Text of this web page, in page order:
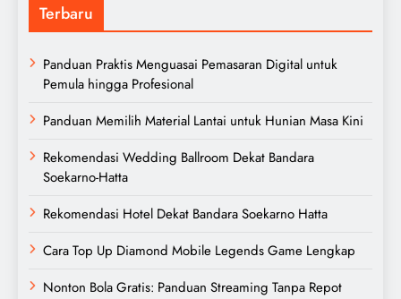
Terbaru
Panduan Praktis Menguasai Pemasaran Digital untuk
Pemula hingga Profesional
Panduan Memilih Material Lantai untuk Hunian Masa Kini
Rekomendasi Wedding Ballroom Dekat Bandara
Soekarno-Hatta
Rekomendasi Hotel Dekat Bandara Soekarno Hatta
Cara Top Up Diamond Mobile Legends Game Lengkap
Nonton Bola Gratis: Panduan Streaming Tanpa Repot